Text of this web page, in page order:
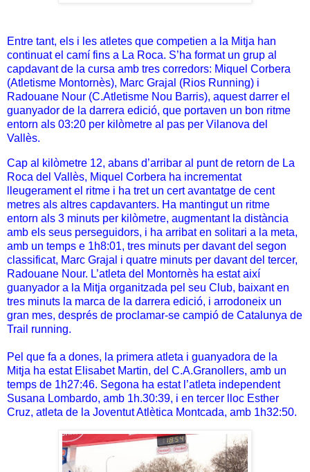
Entre tant, els i les atletes que competien a la Mitja han
continuat el camí fins a La Roca. S’ha format un grup al
capdavant de la cursa amb tres corredors: Miquel Corbera
(Atletisme Montornès), Marc Grajal (Rios Running) i
Radouane Nour (C.Atletisme Nou Barris), aquest darrer el
guanyador de la darrera edició, que portaven un bon ritme
entorn als 03:20 per kilòmetre al pas per Vilanova del
Vallès.
Cap al kilòmetre 12, abans d’arribar al punt de retorn de La
Roca del Vallès, Miquel Corbera ha incrementat
lleugerament el ritme i ha tret un cert avantatge de cent
metres als altres capdavanters. Ha mantingut un ritme
entorn als 3 minuts per kilòmetre, augmentant la distància
amb els seus perseguidors, i ha arribat en solitari a la meta,
amb un temps e 1h8:01, tres minuts per davant del segon
classificat, Marc Grajal i quatre minuts per davant del tercer,
Radouane Nour. L’atleta del Montornès ha estat així
guanyador a la Mitja organitzada pel seu Club, baixant en
tres minuts la marca de la darrera edició, i arrodoneix un
gran mes, després de proclamar-se campió de Catalunya de
Trail running.
Pel que fa a dones, la primera atleta i guanyadora de la
Mitja ha estat Elisabet Martin, del C.A.Granollers, amb un
temps de 1h27:46. Segona ha estat l’atleta independent
Susana Lombardo, amb 1h.30:39, i en tercer lloc Esther
Cruz, atleta de la Joventut Atlètica Montcada, amb 1h32:50.